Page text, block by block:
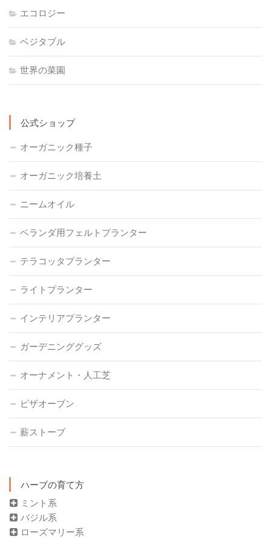
エコロジー
ベジタブル
世界の菜園
公式ショップ
オーガニック種子
オーガニック培養土
ニームオイル
ベランダ用フェルトプランター
テラコッタプランター
ライトプランター
インテリアプランター
ガーデニンググッズ
オーナメント・人工芝
ピザオーブン
薪ストーブ
ハーブの育て方
ミント系
バジル系
ローズマリー系